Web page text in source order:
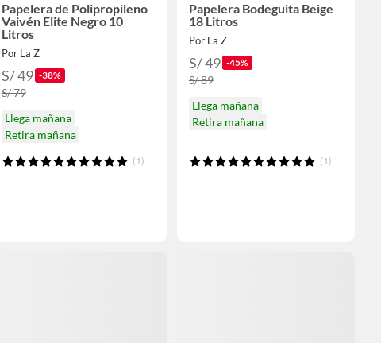
Papelera de Polipropileno
Vaivén Elite Negro 10
Litros
Por La Z
S/ 49 -38%
S/ 79
Llega mañana
Retira mañana
(1)
Papelera Bodeguita Beige
18 Litros
Por La Z
S/ 49 -45%
S/ 89
Llega mañana
Retira mañana
(1)